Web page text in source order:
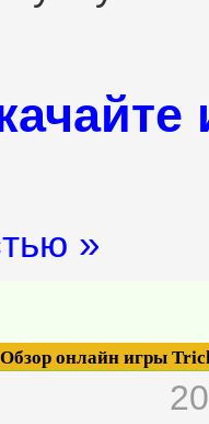
»
Обзор онлайн игры